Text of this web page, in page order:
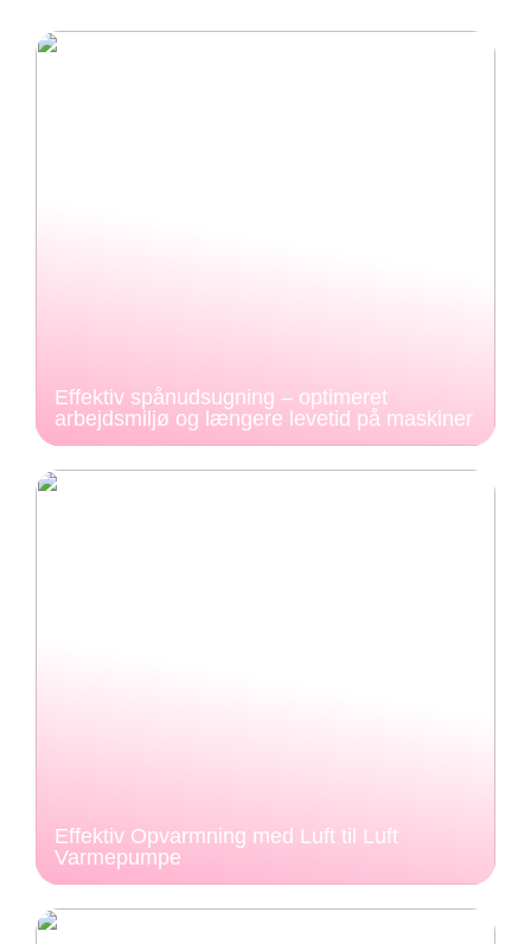
Effektiv spånudsugning – optimeret
arbejdsmiljø og længere levetid på maskiner
Effektiv Opvarmning med Luft til Luft
Varmepumpe